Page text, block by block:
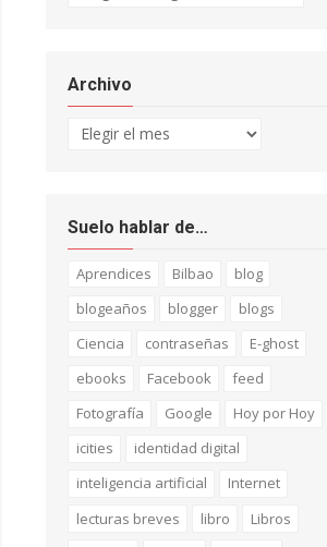
Archivo
Archivo
Suelo hablar de…
Aprendices Bilbao
blog
blogeaños
blogger
blogs
Ciencia
contraseñas
E-ghost
ebooks
Facebook
feed
Fotografía
Google
Hoy por Hoy
icities
identidad digital
inteligencia artificial
Internet
lecturas breves
libro
Libros